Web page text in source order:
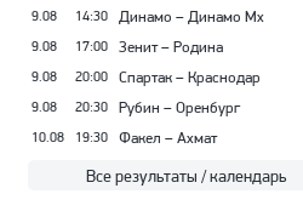
9.08 14:30 Динамо – Динамо Мх
9.08 17:00 Зенит – Родина
9.08 20:00 Спартак – Краснодар
9.08 20:30 Рубин – Оренбург
10.08 19:30 Факел – Ахмат
Все результаты / календарь